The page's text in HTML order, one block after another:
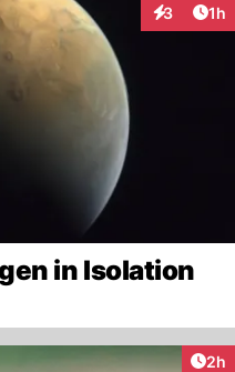
3 1h
in Isolation
2h